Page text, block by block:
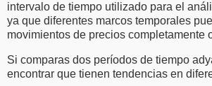
intervalo de tiempo utilizado para el
ya que diferentes marcos temporales
movimientos de precios completamente
Si comparas dos períodos de tiempo
encontrar que tienen tendencias en